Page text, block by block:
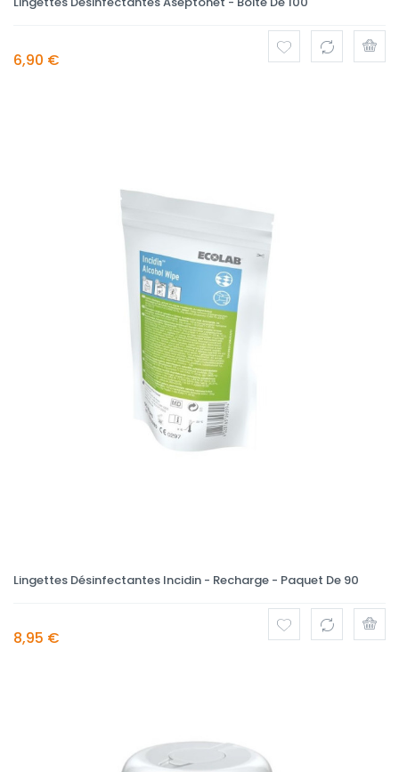
6,90 €
Lingettes Désinfectantes Incidin - Recharge - Paquet De 90
8,95 €